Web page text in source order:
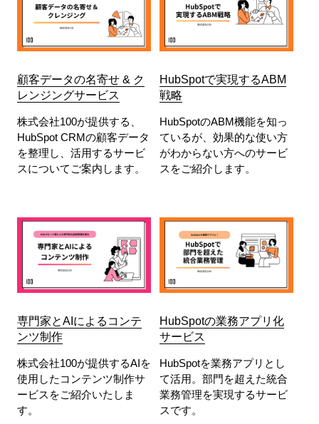
顧客データの名寄せ & ク
レンジングサービス
株式会社100が提供する、
HubSpot CRMの顧客データ
を整理し、活用するサービ
スについてご案内します。
HubSpotで実現するABM
戦略
HubSpotのABM機能を知っ
ているが、効果的な使い方
がわからない方へのサービ
スをご紹介します。
専門家とAIによるコンテ
ンツ制作
株式会社100が提供するAIを
使用したコンテンツ制作サ
ービスをご紹介いたしま
す。
HubSpotの業務アプリ化
サービス
HubSpotを業務アプリとし
て活用。部門を超えた統合
業務管理を実現するサービ
スです。